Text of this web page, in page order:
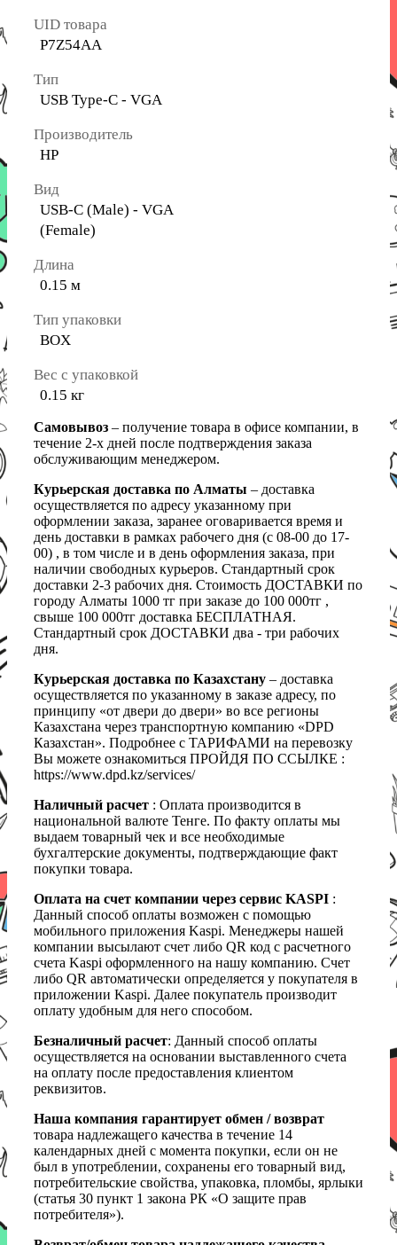
UID товара
P7Z54AA
Тип
USB Type-C - VGA
Производитель
HP
Вид
USB-C (Male) - VGA
(Female)
Длина
0.15 м
Тип упаковки
BOX
Вес с упаковкой
0.15 кг
Самовывоз – получение товара в офисе компании, в
течение 2-х дней после подтверждения заказа
обслуживающим менеджером.
Курьерская доставка по Алматы – доставка
осуществляется по адресу указанному при
оформлении заказа, заранее оговаривается время и
день доставки в рамках рабочего дня (с 08-00 до 17-
00) , в том числе и в день оформления заказа, при
наличии свободных курьеров. Стандартный срок
доставки 2-3 рабочих дня. Стоимость ДОСТАВКИ по
городу Алматы 1000 тг при заказе до 100 000тг ,
свыше 100 000тг доставка БЕСПЛАТНАЯ.
Стандартный срок ДОСТАВКИ два - три рабочих
дня.
Курьерская доставка по Казахстану – доставка
осуществляется по указанному в заказе адресу, по
принципу «от двери до двери» во все регионы
Казахстана через транспортную компанию «DPD
Казахстан». Подробнее с ТАРИФАМИ на перевозку
Вы можете ознакомиться ПРОЙДЯ ПО ССЫЛКЕ :
https://www.dpd.kz/services/
Наличный расчет : Оплата производится в
национальной валюте Тенге. По факту оплаты мы
выдаем товарный чек и все необходимые
бухгалтерские документы, подтверждающие факт
покупки товара.
Оплата на счет компании через сервис KASPI :
Данный способ оплаты возможен с помощью
мобильного приложения Kaspi. Менеджеры нашей
компании высылают счет либо QR код с расчетного
счета Kaspi оформленного на нашу компанию. Счет
либо QR автоматически определяется у покупателя в
приложении Kaspi. Далее покупатель производит
оплату удобным для него способом.
Безналичный расчет: Данный способ оплаты
осуществляется на основании выставленного счета
на оплату после предоставления клиентом
реквизитов.
Наша компания гарантирует обмен / возврат
товара надлежащего качества в течение 14
календарных дней с момента покупки, если он не
был в употреблении, сохранены его товарный вид,
потребительские свойства, упаковка, пломбы, ярлыки
(статья 30 пункт 1 закона РК «О защите прав
потребителя»).